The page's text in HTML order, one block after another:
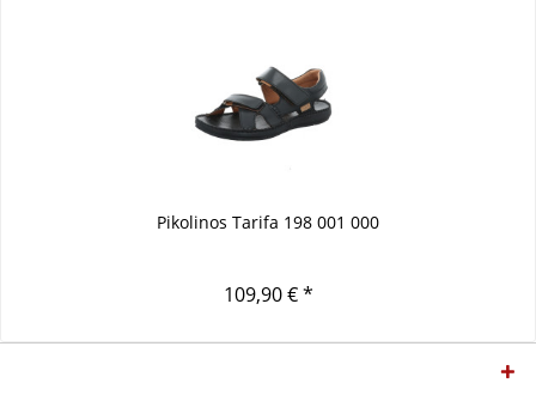
Pikolinos Tarifa 198 001 000
109,90 € *